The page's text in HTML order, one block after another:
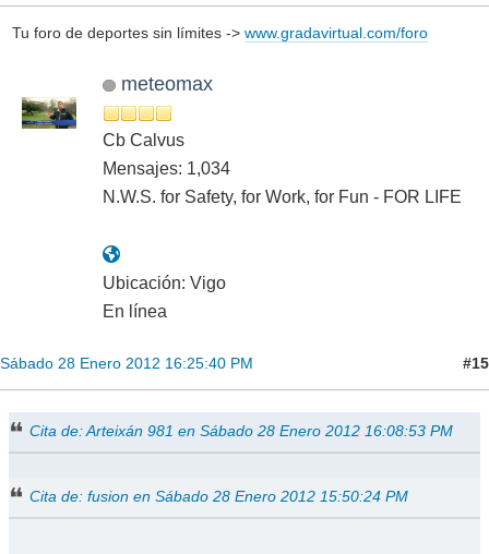
Tu foro de deportes sin límites -> www.gradavirtual.com/foro
meteomax
Cb Calvus
Mensajes: 1,034
N.W.S. for Safety, for Work, for Fun - FOR LIFE
Ubicación: Vigo
En línea
Sábado 28 Enero 2012 16:25:40 PM #15
Cita de: Arteixán 981 en Sábado 28 Enero 2012 16:08:53 PM
Cita de: fusion en Sábado 28 Enero 2012 15:50:24 PM